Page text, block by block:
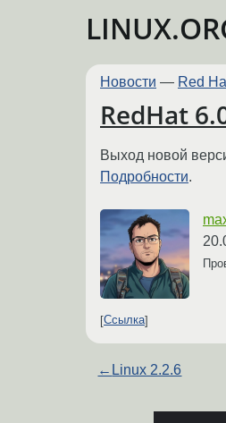
Новости — Red
RedHat
Выход новой
Подробности.
Ссылка
← Linux 2.2.6